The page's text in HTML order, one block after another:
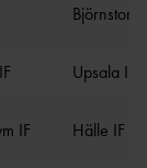
Upsala IF
IF Hälle IF